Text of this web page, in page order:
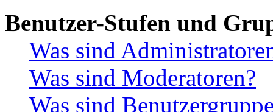
Benutzer-Stufen und
Was sind
Was sind Moderatoren?
Was sind